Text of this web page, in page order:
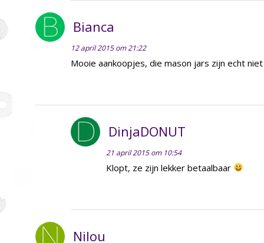
Bianca
12 april 2015 om 21:22
Mooie aankoopjes, die mason jars zijn echt
DinjaDONUT
21 april 2015 om 10:54
Klopt, ze zijn lekker betaalbaar
Nilou